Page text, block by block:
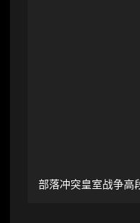
部落冲突皇室战争高